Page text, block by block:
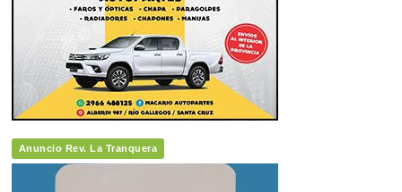
Anuncio Rev. La Tranquera